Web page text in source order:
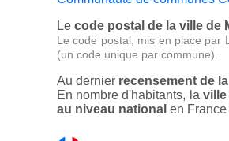
Le code postal de la ville de
Le code postal, mis en place par
(un code unique par commune).
Au dernier recensement de
En nombre d'habitants, la ville
au niveau national en